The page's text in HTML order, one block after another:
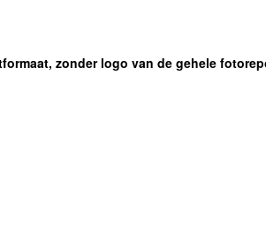
zonder logo van de gehele